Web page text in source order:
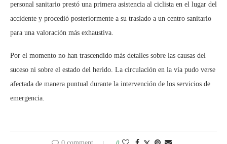
personal sanitario prestó una primera asistencia al ciclista en el lugar del
accidente y procedió posteriormente a su traslado a un centro sanitario
para una valoración más exhaustiva.
Por el momento no han trascendido más detalles sobre las causas del
suceso ni sobre el estado del herido. La circulación en la vía pudo verse
afectada de manera puntual durante la intervención de los servicios de
emergencia.